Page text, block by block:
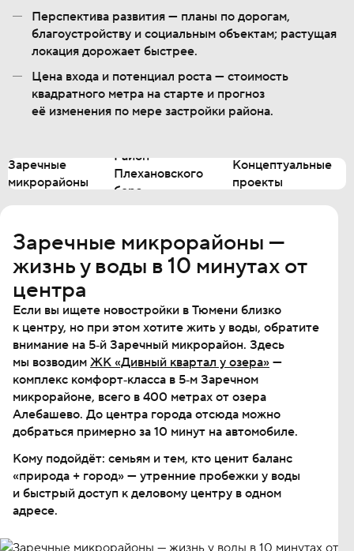
Перспектива развития — планы по дорогам,
благоустройству и социальным объектам; растущая
локация дорожает быстрее.
Цена входа и потенциал роста — стоимость
квадратного метра на старте и прогноз
её изменения по мере застройки района.
Заречные
микрорайоны
Район
Плехановского
бора
Концептуальные
проекты
Заречные микрорайоны —
жизнь у воды в 10 минутах от
центра
Если вы ищете новостройки в Тюмени близко
к центру, но при этом хотите жить у воды, обратите
внимание на 5‐й Заречный микрорайон. Здесь
мы возводим ЖК «Дивный квартал у озера» —
комплекс комфорт‐класса в 5‐м Заречном
микрорайоне, всего в 400 метрах от озера
Алебашево. До центра города отсюда можно
добраться примерно за 10 минут на автомобиле.
Кому подойдёт: семьям и тем, кто ценит баланс
«природа + город» — утренние пробежки у воды
и быстрый доступ к деловому центру в одном
адресе.